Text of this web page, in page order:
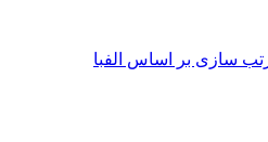
سازی بر اساس الفبا